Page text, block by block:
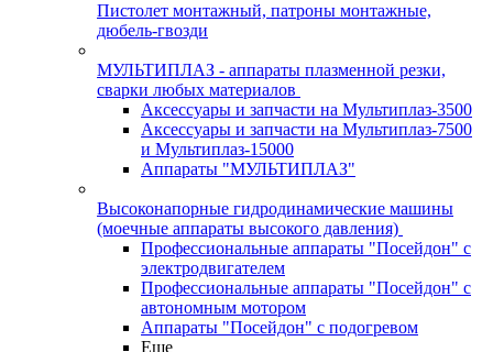
Пистолет монтажный, патроны монтажные,
дюбель-гвозди
МУЛЬТИПЛАЗ - аппараты плазменной резки,
сварки любых материалов
Аксессуары и запчасти на Мультиплаз-3500
Аксессуары и запчасти на Мультиплаз-7500
и Мультиплаз-15000
Аппараты "МУЛЬТИПЛАЗ"
Высоконапорные гидродинамические машины
(моечные аппараты высокого давления)
Профессиональные аппараты "Посейдон" с
электродвигателем
Профессиональные аппараты "Посейдон" с
автономным мотором
Аппараты "Посейдон" с подогревом
Еще